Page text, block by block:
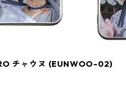
チャウヌ (EUNWOO-02)